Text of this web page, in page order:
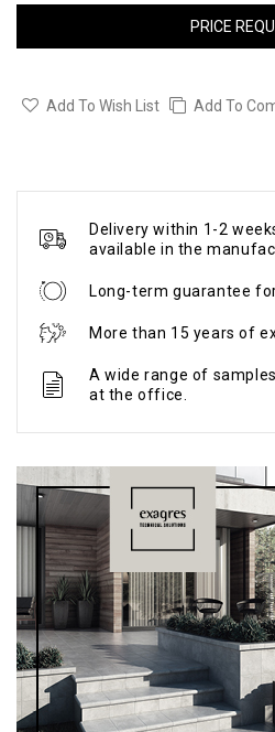
PRICE
Add To Wish List Add To
Delivery within 1-2
available in the
Long-term guarantee
More than 15 years of
A wide range of
at the office.